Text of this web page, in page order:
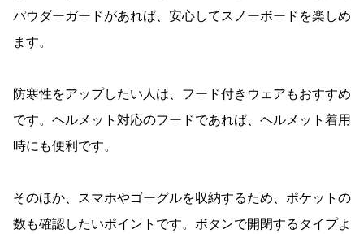
パウダーガードがあれば、安心してスノーボードを楽しめ
ます。
防寒性をアップしたい人は、フード付きウェアもおすすめ
です。ヘルメット対応のフードであれば、ヘルメット着用
時にも便利です。
そのほか、スマホやゴーグルを収納するため、ポケットの
数も確認したいポイントです。ボタンで開閉するタイプよ